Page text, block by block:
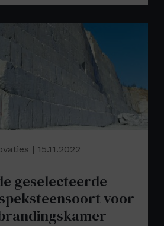
| 15.11.2022
geselecteerde
voor